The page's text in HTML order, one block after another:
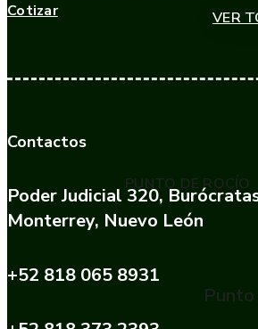
VER
PUNTO DE ROCÍO
Punto
Cotizar
Contactos
Poder Judicial 320,
Monterrey, Nuevo León
+52 818 065 8931